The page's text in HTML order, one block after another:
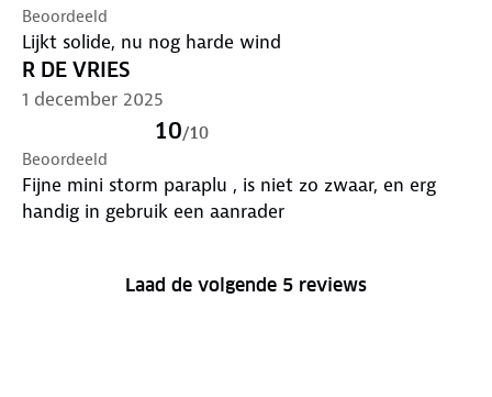
Beoordeeld
Lijkt solide, nu nog harde wind
R DE VRIES
1 december 2025
10/10
Beoordeeld
Fijne mini storm paraplu , is niet zo zwaar, en erg
handig in gebruik een aanrader
Laad de volgende 5 reviews